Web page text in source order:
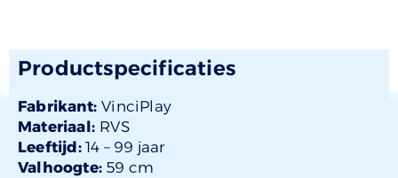
Productspecificaties
Fabrikant:VinciPlay
Materiaal: RVS
Leeftijd:14 – 99 jaar
Valhoogte: 59 cm